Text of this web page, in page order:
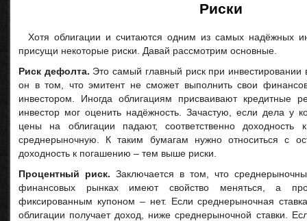
Риски
Хотя облигации и считаются одним из самых надёжных
присущи некоторые риски. Давай рассмотрим основные.
Риск дефолта. Это самый главный риск при инвестировании
он в том, что эмитент не сможет выполнить свои
инвестором. Иногда облигациям присваивают кредитные
инвестор мог оценить надёжность. Зачастую, если дела у
цены на облигации падают, соответственно
среднерыночную. К таким бумагам нужно относиться с
доходность к погашению – тем выше риски.
Процентный риск. Заключается в том, что
финансовых рынках имеют свойство меняться, а
фиксированным купоном – нет. Если среднерыночная
облигации получает доход, ниже среднерыночной ставки.